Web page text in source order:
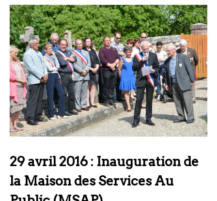
29 avril 2016 : Inauguration de
la Maison des Services Au